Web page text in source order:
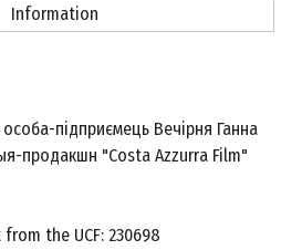
Information
підприємець Вечірня Ганна
продакшн "Costa Azzurra Film"
the UCF: 230698